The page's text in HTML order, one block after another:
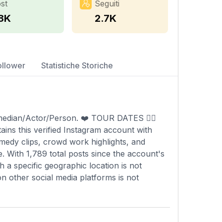
Seguiti
2.7K
Statistiche Storiche
Actor/Person. ❤️ TOUR DATES 👇🏼
this verified Instagram account with
clips, crowd work highlights, and
With 1,789 total posts since the account's
a specific geographic location is not
other social media platforms is not